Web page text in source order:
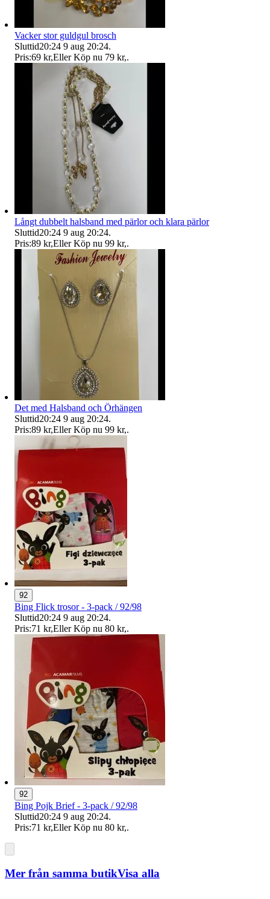
Vacker stor guldgul brosch
Sluttid20:24 9 aug 20:24.
Pris:69 kr,Eller Köp nu 79 kr,.
Långt dubbelt halsband med pärlor och klara pärlor
Sluttid20:24 9 aug 20:24.
Pris:89 kr,Eller Köp nu 99 kr,.
Det med Halsband och Örhängen
Sluttid20:24 9 aug 20:24.
Pris:89 kr,Eller Köp nu 99 kr,.
92
Bing Flick trosor - 3-pack / 92/98
Sluttid20:24 9 aug 20:24.
Pris:71 kr,Eller Köp nu 80 kr,.
92
Bing Pojk Brief - 3-pack / 92/98
Sluttid20:24 9 aug 20:24.
Pris:71 kr,Eller Köp nu 80 kr,.
Mer från samma butikVisa alla